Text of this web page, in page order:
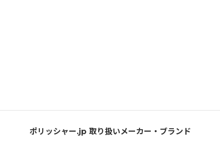
ポリッシャー.jp 取り扱いメーカー・ブランド